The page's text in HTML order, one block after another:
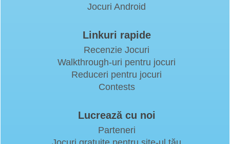
Jocuri Android
Linkuri rapide
Recenzie Jocuri
Walkthrough-uri pentru jocuri
Reduceri pentru jocuri
Contests
Lucrează cu noi
Parteneri